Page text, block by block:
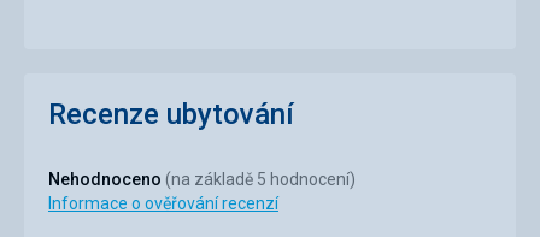
Recenze ubytování
Nehodnoceno (na základě 5 hodnocení)
Informace o ověřování recenzí